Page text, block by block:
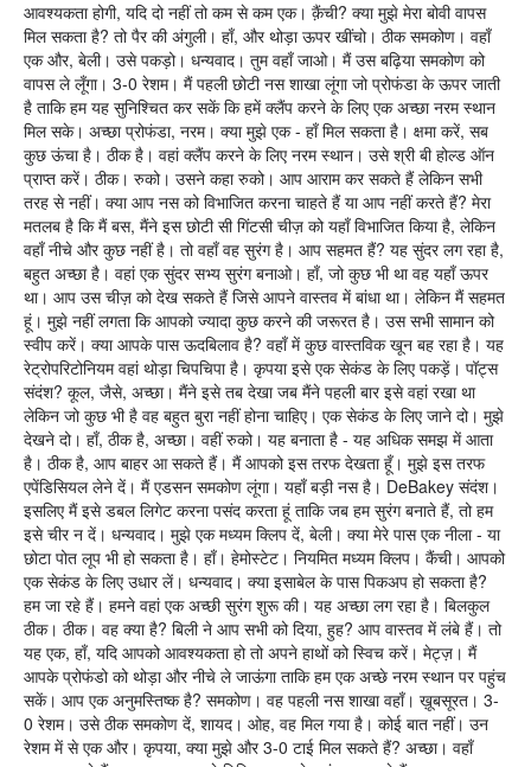
आवश्यकता होगी, यदि दो नहीं तो कम से कम एक। क़ैंची? क्या मुझे मेरा बोवी वापस
मिल सकता है? तो पैर की अंगुली। हाँ, और थोड़ा ऊपर खींचो। ठीक समकोण। वहाँ
एक और, बेली। उसे पकड़ो। धन्यवाद। तुम वहाँ जाओ। मैं उस बढ़िया समकोण को
वापस ले लूँगा। 3-0 रेशम। मैं पहली छोटी नस शाखा लूंगा जो प्रोफंडा के ऊपर जाती
है ताकि हम यह सुनिश्चित कर सकें कि हमें क्लैंप करने के लिए एक अच्छा नरम स्थान
मिल सके। अच्छा प्रोफंडा, नरम। क्या मुझे एक - हाँ मिल सकता है। क्षमा करें, सब
कुछ ऊंचा है। ठीक है। वहां क्लैंप करने के लिए नरम स्थान। उसे श्री बी होल्ड ऑन
प्राप्त करें। ठीक। रुको। उसने कहा रुको। आप आराम कर सकते हैं लेकिन सभी
तरह से नहीं। क्या आप नस को विभाजित करना चाहते हैं या आप नहीं करते हैं? मेरा
मतलब है कि मैं बस, मैंने इस छोटी सी गिंटसी चीज़ को यहाँ विभाजित किया है, लेकिन
वहाँ नीचे और कुछ नहीं है। तो वहाँ वह सुरंग है। आप सहमत हैं? यह सुंदर लग रहा है,
बहुत अच्छा है। वहां एक सुंदर सभ्य सुरंग बनाओ। हाँ, जो कुछ भी था वह यहाँ ऊपर
था। आप उस चीज़ को देख सकते हैं जिसे आपने वास्तव में बांधा था। लेकिन मैं सहमत
हूं। मुझे नहीं लगता कि आपको ज्यादा कुछ करने की जरूरत है। उस सभी सामान को
स्वीप करें। क्या आपके पास ऊदबिलाव है? वहाँ में कुछ वास्तविक खून बह रहा है। यह
रेट्रोपरिटोनियम वहां थोड़ा चिपचिपा है। कृपया इसे एक सेकंड के लिए पकड़ें। पॉट्स
संदंश? कूल, जैसे, अच्छा। मैंने इसे तब देखा जब मैंने पहली बार इसे वहां रखा था
लेकिन जो कुछ भी है वह बहुत बुरा नहीं होना चाहिए। एक सेकंड के लिए जाने दो। मुझे
देखने दो। हाँ, ठीक है, अच्छा। वहीं रुको। यह बनाता है - यह अधिक समझ में आता
है। ठीक है, आप बाहर आ सकते हैं। मैं आपको इस तरफ देखता हूँ। मुझे इस तरफ
एपेंडिसियल लेने दें। मैं एडसन समकोण लूंगा। यहाँ बड़ी नस है। DeBakey संदंश।
इसलिए मैं इसे डबल लिगेट करना पसंद करता हूं ताकि जब हम सुरंग बनाते हैं, तो हम
इसे चीर न दें। धन्यवाद। मुझे एक मध्यम क्लिप दें, बेली। क्या मेरे पास एक नीला - या
छोटा पोत लूप भी हो सकता है। हाँ। हेमोस्टेट। नियमित मध्यम क्लिप। कैंची। आपको
एक सेकंड के लिए उधार लें। धन्यवाद। क्या इसाबेल के पास पिकअप हो सकता है?
हम जा रहे हैं। हमने वहां एक अच्छी सुरंग शुरू की। यह अच्छा लग रहा है। बिलकुल
ठीक। ठीक। वह क्या है? बिली ने आप सभी को दिया, हुह? आप वास्तव में लंबे हैं। तो
यह एक, हाँ, यदि आपको आवश्यकता हो तो अपने हाथों को स्विच करें। मेट्ज़। मैं
आपके प्रोफंडो को थोड़ा और नीचे ले जाऊंगा ताकि हम एक अच्छे नरम स्थान पर पहुंच
सकें। आप एक अनुमस्तिष्क है? समकोण। वह पहली नस शाखा वहाँ। ख़ूबसूरत। 3-
0 रेशम। उसे ठीक समकोण दें, शायद। ओह, वह मिल गया है। कोई बात नहीं। उन
रेशम में से एक और। कृपया, क्या मुझे और 3-0 टाई मिल सकते हैं? अच्छा। वहाँ